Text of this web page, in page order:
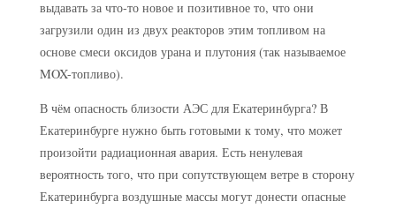
выдавать за что-то новое и позитивное то, что они
загрузили один из двух реакторов этим топливом на
основе смеси оксидов урана и плутония (так называемое
MOX-топливо).
В чём опасность близости АЭС для Екатеринбурга?В
Екатеринбурге нужно быть готовыми к тому, что может
произойти радиационная авария. Есть ненулевая
вероятность того, что при сопутствующем ветре в сторону
Екатеринбурга воздушные массы могут донести опасные